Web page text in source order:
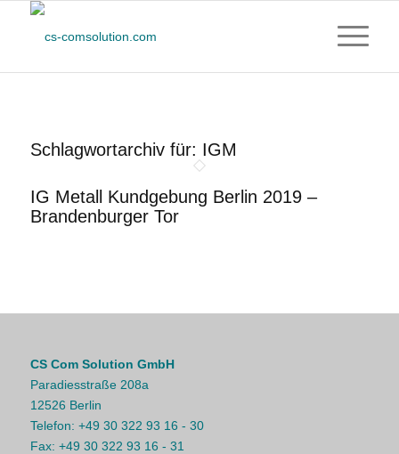
Schlagwortarchiv für: IGM
IG Metall Kundgebung Berlin 2019 –
Brandenburger Tor
CS Com Solution GmbH
Paradiesstraße 208a
12526 Berlin
Telefon: +49 30 322 93 16 - 30
Fax: +49 30 322 93 16 - 31